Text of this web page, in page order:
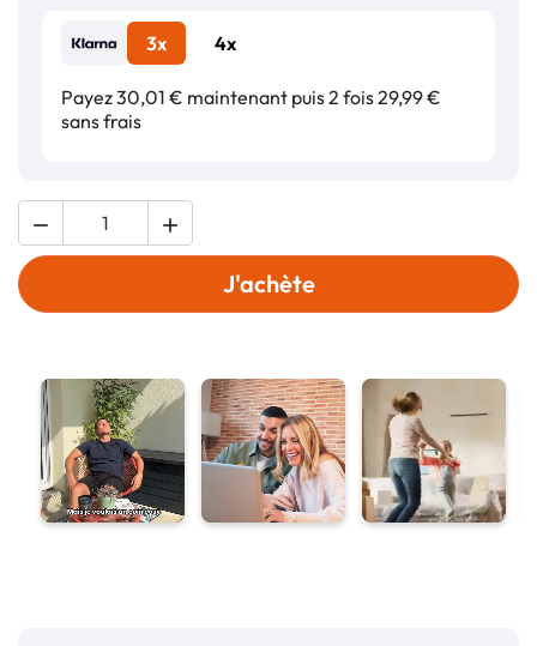
3x 4x
Payez 30,01 € maintenant puis 2 fois 29,99 €
sans frais
 
J'achète